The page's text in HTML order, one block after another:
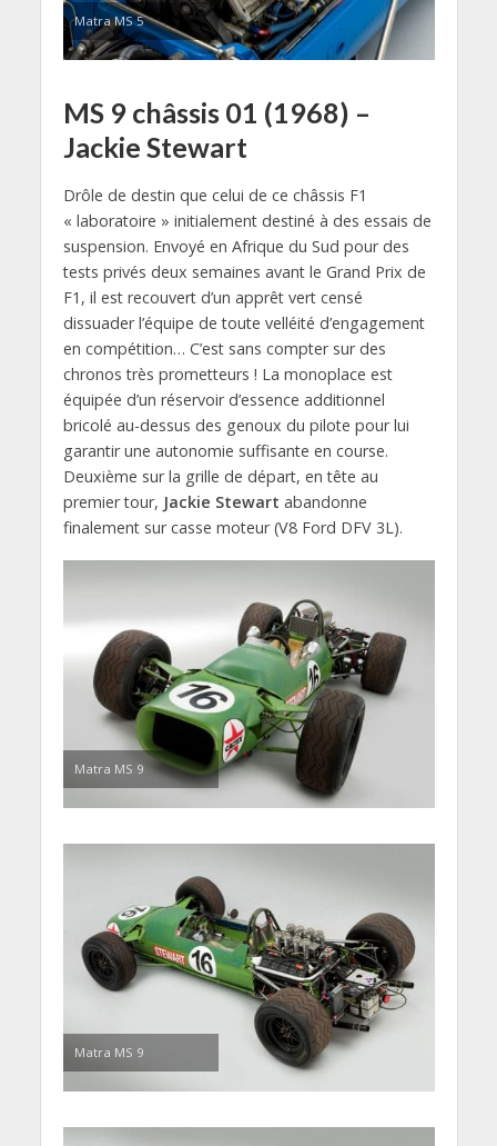
Matra MS 5
MS 9 châssis 01 (1968) –
Jackie Stewart
Drôle de destin que celui de ce châssis F1
« laboratoire » initialement destiné à des essais de
suspension. Envoyé en Afrique du Sud pour des
tests privés deux semaines avant le Grand Prix de
F1, il est recouvert d’un apprêt vert censé
dissuader l’équipe de toute velléité d’engagement
en compétition… C’est sans compter sur des
chronos très prometteurs ! La monoplace est
équipée d’un réservoir d’essence additionnel
bricolé au-dessus des genoux du pilote pour lui
garantir une autonomie suffisante en course.
Deuxième sur la grille de départ, en tête au
premier tour, Jackie Stewart abandonne
finalement sur casse moteur (V8 Ford DFV 3L).
Matra MS 9
Matra MS 9